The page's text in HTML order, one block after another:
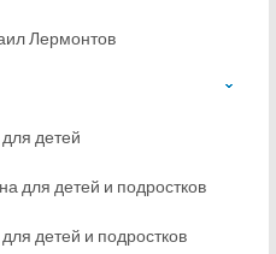
Лермонтов
детей
для детей и подростков
детей и подростков